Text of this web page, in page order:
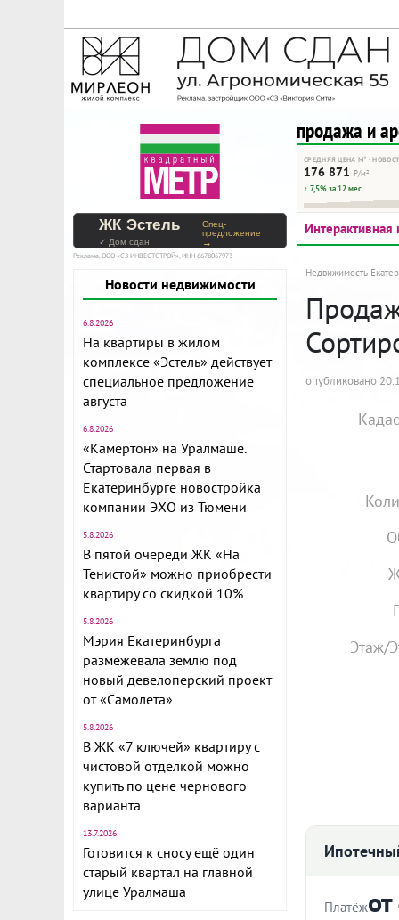
На Метре реклама -
Помогайте независимому
продажа и
СРЕДНЯЯ ЦЕНА М² ·
176 871 ₽/м²
↑ 7,5% за 12 мес.
ЖК Эстель
✓ Дом сдан
Спец-
предложение
→
Реклама. ООО «СЗ ИНВЕСТСТРОЙ», ИНН 6678067973
Новости недвижимости
6.8.2026
На квартиры в жилом
комплексе «Эстель» действует
специальное предложение
августа
6.8.2026
«Камертон» на Уралмаше.
Стартовала первая в
Екатеринбурге новостройка
компании ЭХО из Тюмени
5.8.2026
В пятой очереди ЖК «На
Тенистой» можно приобрести
квартиру со скидкой 10%
5.8.2026
Мэрия Екатеринбурга
размежевала землю под
новый девелоперский проект
от «Самолета»
5.8.2026
В ЖК «7 ключей» квартиру с
чистовой отделкой можно
купить по цене чернового
варианта
13.7.2026
Готовится к сносу ещё один
старый квартал на главной
улице Уралмаша
Интерактивная
Недвижимость
опубликовано
Этаж/
Платёж